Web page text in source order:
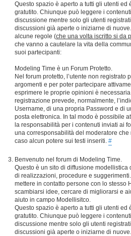
Questo spazio è aperto a tutti gli utenti ed
gratutito. Chiunque può leggere i
discussione mentre solo gli utenti
discussioni già aperte o iniziarne di
alcune regole (che una volta iscritto si da
che vanno a cautelare la vita della
suoi partecipanti:
Modeling Time è un Forum Protetto.
Nel forum protetto, l’utente non registrato
argomenti e per poter partecipare
esprimere le proprie opinioni è
registrazione prevede, normalmente,
Username, di una propria Password e di
posta elettronica. In tal modo è possibile
la responsabilità per i contenuti inviati ai
una corresponsabilità del moderatore
caso alcun potere sui testi inseriti. #
Benvenuto nel forum di Modeling Time.
Questo è un sito di diffusione modellistica
di realizzazioni, procedure e
mettere in contatto persone con lo stesso
scambiarsi idee, cercare di migliorarsi e
aiuto in campo Modellisitco.
Questo spazio è aperto a tutti gli utenti ed
gratutito. Chiunque può leggere i
discussione mentre solo gli utenti
discussioni già aperte o iniziarne di